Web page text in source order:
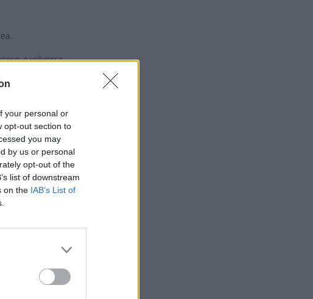
your personal or
opt-out section to
you may
by us or personal
opt-out of the
list of downstream
on the IAB’s List of
o volverse